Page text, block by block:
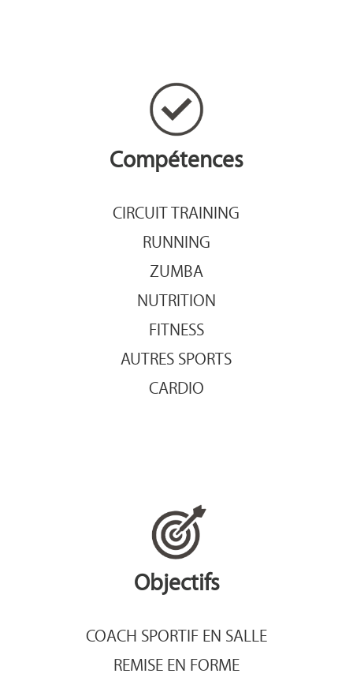
Compétences
CIRCUIT TRAINING
RUNNING
ZUMBA
NUTRITION
FITNESS
AUTRES SPORTS
CARDIO
Objectifs
COACH SPORTIF EN SALLE
REMISE EN FORME